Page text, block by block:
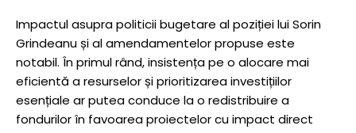
Impactul asupra politicii bugetare al poziției lui Sorin
Grindeanu și al amendamentelor propuse este
notabil. În primul rând, insistența pe o alocare mai
eficientă a resurselor și prioritizarea investițiilor
esențiale ar putea conduce la o redistribuire a
fondurilor în favoarea proiectelor cu impact direct